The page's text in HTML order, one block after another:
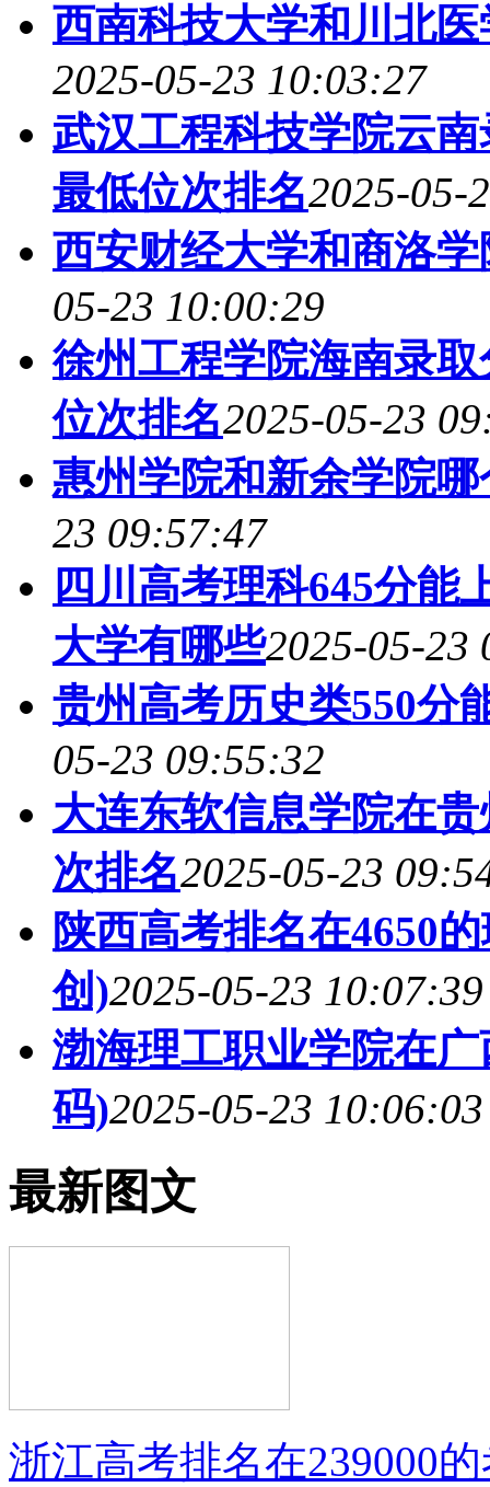
西南科技大学和川北
2025-05-23 10:03:27
武汉工程科技学院云
最低位次排名2025-05-
西安财经大学和商洛
05-23 10:00:29
徐州工程学院海南录
位次排名2025-05-23
惠州学院和新余学院
23 09:57:47
四川高考理科645分能
大学有哪些2025-05-23
贵州高考历史类550分
05-23 09:55:32
大连东软信息学院在
次排名2025-05-23
陕西高考排名在4650
创)2025-05-23 10:07:39
渤海理工职业学院在
码)2025-05-23 10:06:03
最新图文
浙江高考排名在239000